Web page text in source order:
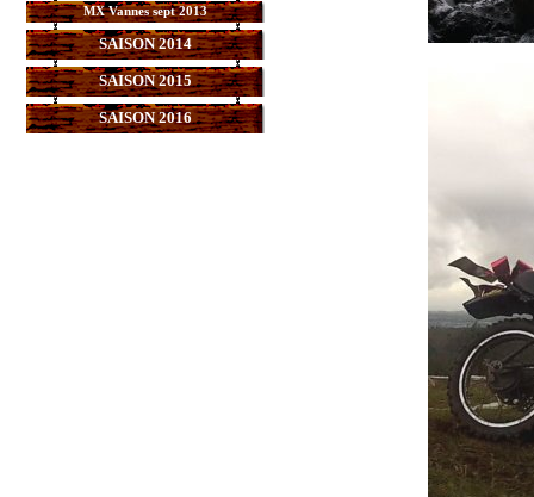
MX Vannes sept 2013
SAISON 2014
SAISON 2015
SAISON 2016